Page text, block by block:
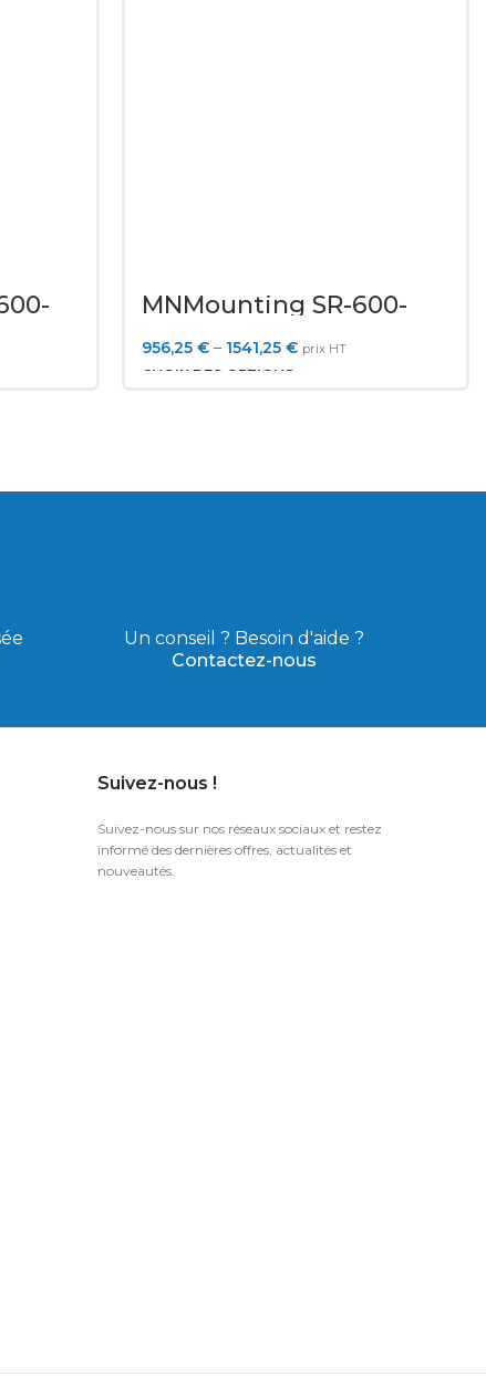
MNMounting SR-600-
956,25€ – 1541,25€ prix HT
CHOIX DES OPTIONS
Un conseil ? Besoin d'aide ?
Contactez-nous
Suivez-nous !
Suivez-nous sur nos réseaux sociaux et restez
informé des dernières offres, actualités et
nouveautés.